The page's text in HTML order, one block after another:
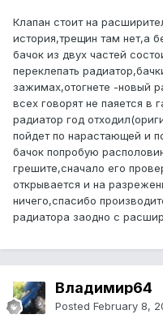
Клапан стоит на
история,трещин там нет,а
бачок из двух частей
переклепать
зажимах,отогнете -новый
всех говорят не паяется в
радиатор год
пойдет по нарастающей и
бачок попробую
грешите,сначало его
открывается и на
ничего,спасибо
радиатора заодно с
Владимир64
Posted February 8,